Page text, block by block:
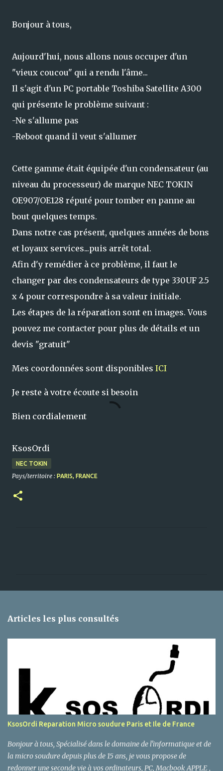
Bonjour à tous,
Aujourd'hui, nous allons nous occuper d'un
"vieux coucou" qui a rendu l'âme...
Il s'agit d'un PC portable Toshiba Satellite A300
qui présente le problème suivant :
-Ne s'allume pas
-Reboot quand il veut s'allumer
Cette gamme était équipée d'un condensateur (au
niveau du processeur) de marque NEC TOKIN
OE907/OE128 réputé pour tomber en panne au
bout quelques temps.
Dans notre cas présent, quelques années de bons
et loyaux services...puis arrêt total.
Afin d'y remédier à ce problème, il faut le
changer par des condensateurs de type 330UF 2.5
x 4 pour correspondre à sa valeur initiale.
Les étapes de la réparation sont en images. Vous
pouvez me contacter pour plus de détails et un
devis "gratuit"
Mes coordonnées sont disponibles ICI
Je reste à votre écoute si besoin
Bien cordialement
KsosOrdi
NEC TOKIN
Pays/territoire : PARIS, FRANCE
n
a
r
Articles les plus consultés
KsosOrdi Reparation Micro soudure Paris et Ile de France
Bonjour à tous, Spécialisé dans le domaine de l'informatique et de
la micro soudure depuis plus de 15 ans, je vous propose de
redonner une seconde vie à vos ordinateurs, PC, Macbook APPLE ,